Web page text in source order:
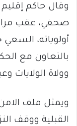
وقال حاكم
صحفي، عقب
أولوياته، السعي
بالتعاون مع
وولاة الولايات
ويمثل ملف
القبلية ووقف